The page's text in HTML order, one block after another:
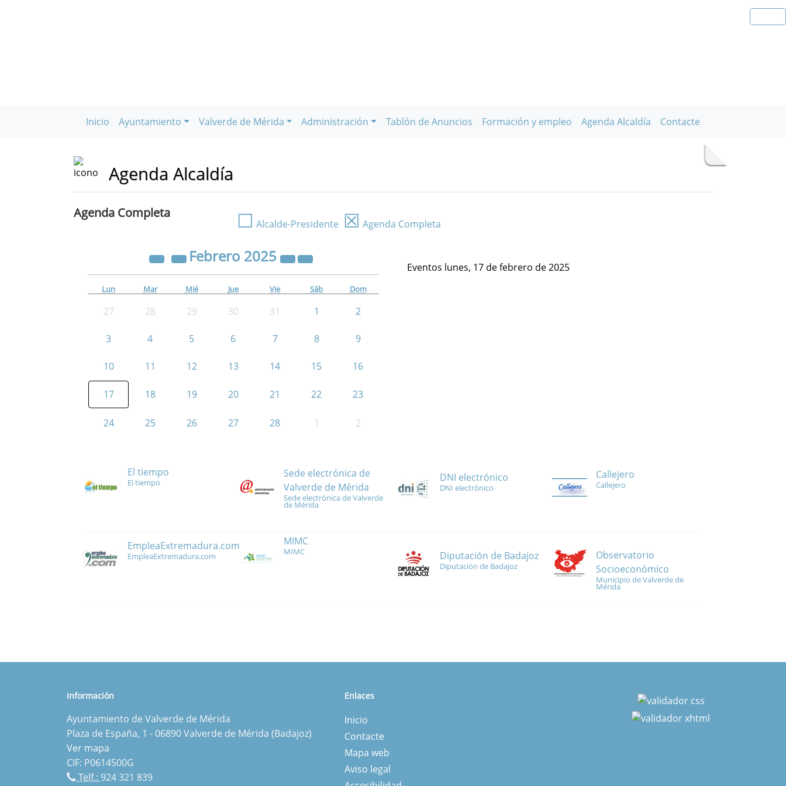
Inicio Ayuntamiento Valverde de Mérida Administración Tablón de Anuncios Formación y empleo Agenda Alcaldía Contacte
Agenda Alcaldía
Agenda Completa ☐ Alcalde-Presidente ☒ Agenda Completa
Febrero 2025
Lun Mar Mié Jue Vie Sáb Dom
27 28 29 30 31 1 2
3 4 5 6 7 8 9
10 11 12 13 14 15 16
17 18 19 20 21 22 23
24 25 26 27 28 1 2
Eventos lunes, 17 de febrero de 2025
El tiempo
El tiempo
Sede electrónica de
Valverde de Mérida
Sede electrónica de Valverde
de Mérida
DNI electrónico
DNI electrónico
Callejero
Callejero
EmpleaExtremadura.com
EmpleaExtremadura.com
MIMC
MIMC Diputación de Badajoz
Diputación de Badajoz
Observatorio
Socioeconómico
Municipio de Valverde de
Mérida
Información
Ayuntamiento de Valverde de Mérida
Plaza de España, 1 - 06890 Valverde de Mérida (Badajoz)
Ver mapa
CIF: P0614500G
Telf.:924 321 839
Enlaces
Inicio
Contacte
Mapa web
Aviso legal